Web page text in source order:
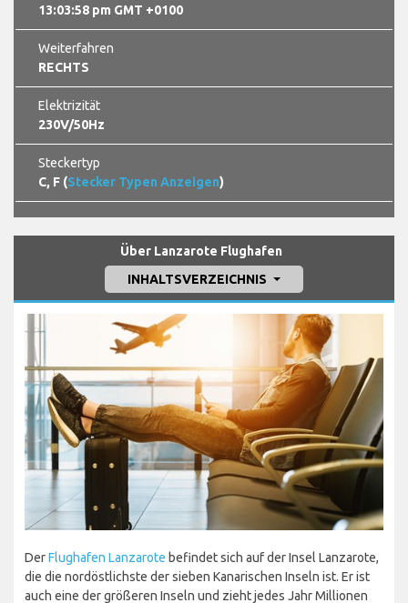
13:03:59 pm GMT +0100
Weiterfahren
RECHTS
Elektrizität
230V/50Hz
Steckertyp
C, F (Stecker Typen Anzeigen)
Über Lanzarote Flughafen
INHALTSVERZEICHNIS
DerFlughafen Lanzarote befindet sich auf der Insel Lanzarote,
die die nordöstlichste der sieben Kanarischen Inseln ist. Er ist
auch eine der größeren Inseln und zieht jedes Jahr Millionen